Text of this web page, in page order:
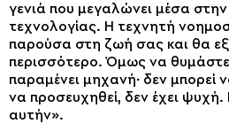
γενιά που μεγαλώνει μέσα
τεχνολογίας. Η τεχνητή
παρούσα στη ζωή σας και θα
περισσότερο. Όμως να
παραμένει μηχανή∙ δεν μπορεί
να προσευχηθεί, δεν έχει
αυτήν».